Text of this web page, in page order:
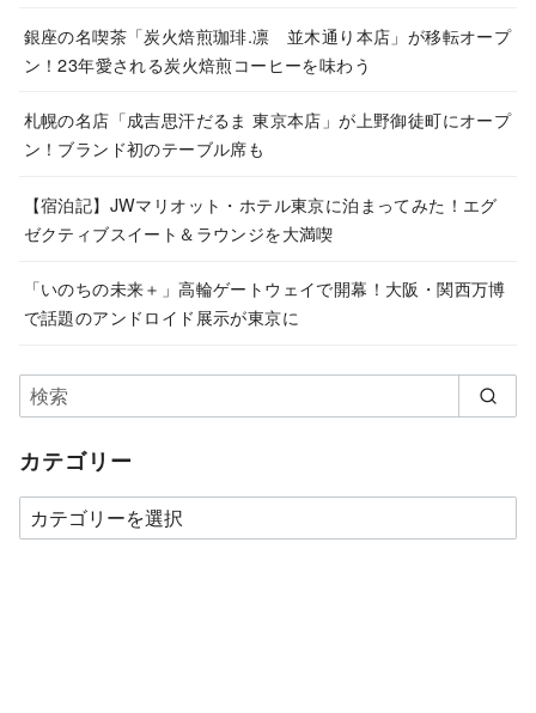
銀座の名喫茶「炭火焙煎珈琲.凛 並木通り本店」が移転オープ
ン！23年愛される炭火焙煎コーヒーを味わう
札幌の名店「成吉思汗だるま 東京本店」が上野御徒町にオープ
ン！ブランド初のテーブル席も
【宿泊記】JWマリオット・ホテル東京に泊まってみた！エグ
ゼクティブスイート＆ラウンジを大満喫
「いのちの未来＋」高輪ゲートウェイで開幕！大阪・関西万博
で話題のアンドロイド展示が東京に
カテゴリー
カ
テ